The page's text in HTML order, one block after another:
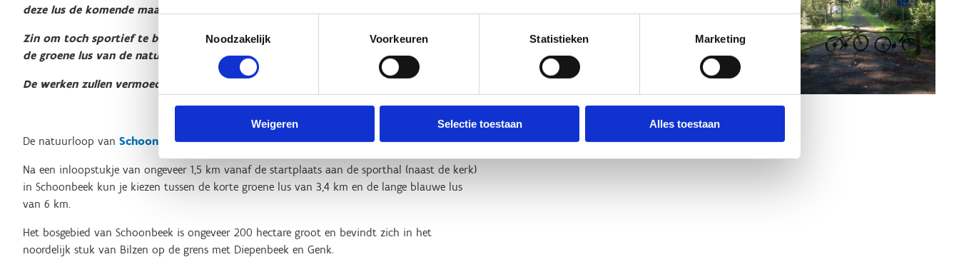
Noodzakelijk
Voorkeuren Statistieken Marketing
Weigeren Selectie toestaan Alles toestaan
deze lus de komende maanden niet toegankelijk zijn.
Zin om toch sportief te bewegen in het Schoonbeekbos? Dan kan je altijd terecht op
de groene lus van de natuurloop.
De werken zullen vermoedelijk duren tot na de zomer.
De natuurloop van Schoonbeekbestaat uit twee lussen.
Na een inloopstukje van ongeveer 1,5 km vanaf de startplaats aan de sporthal (naast de kerk)
in Schoonbeek kun je kiezen tussen de korte groene lus van 3,4 km en de lange blauwe lus
van 6 km.
Het bosgebied van Schoonbeek is ongeveer 200 hectare groot en bevindt zich in het
noordelijk stuk van Bilzen op de grens met Diepenbeek en Genk.